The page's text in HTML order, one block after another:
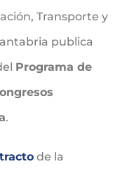
Transporte y
publica
Programa de
.
de la